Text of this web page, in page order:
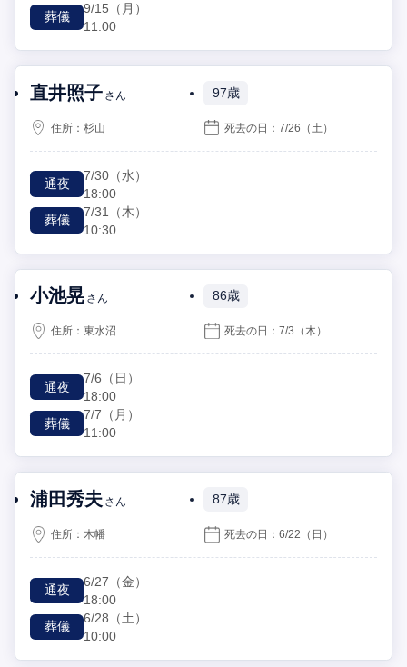
葬儀
9/15 （月）
11:00
直井照子 さん 97歳
住所：杉山 死去の日：7/26 （土）
通夜
7/30 （水）
18:00
葬儀
7/31
（木）
10:30
小池晃 さん 86歳
住所：東水沼 死去の日：7/3 （木）
通夜
7/6 （日）
18:00
葬儀
7/7 （月）
11:00
浦田秀夫 さん 87歳
住所：木幡 死去の日：6/22 （日）
通夜
6/27 （金）
18:00
葬儀
6/28 （土）
10:00